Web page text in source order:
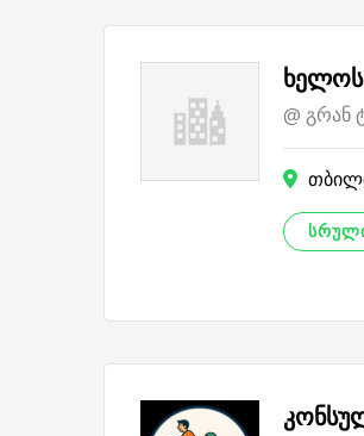
გრან